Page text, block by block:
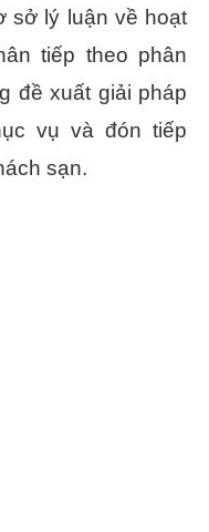
sở lý luận về hoạt
tiếp theo phân
đề xuất giải pháp
vụ và đón tiếp
sạn.